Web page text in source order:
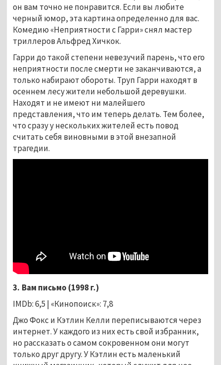
он вам точно не понравится. Если вы любите
черный юмор, эта картина определенно для вас.
Комедию «Неприятности с Гарри»снял мастер
триллеров Альфред Хичкок.
Гарри до такой степени невезучий парень, что его
неприятности после смерти не заканчиваются, а
только набирают обороты. Труп Гарри находят в
осеннем лесу жители небольшой деревушки.
Находят и не имеют ни малейшего
представления, что им теперь делать. Тем более,
что сразу у нескольких жителей есть повод
считать себя виновными в этой внезапной
трагедии.
3. Вам письмо (1998 г.)
IMDb: 6,5 | «Кинопоиск»: 7,8
Джо Фокс и Кэтлин Келли переписываются через
интернет. У каждого из них есть свой избранник,
но рассказать о самом сокровенном они могут
только друг другу. У Кэтлин есть маленький